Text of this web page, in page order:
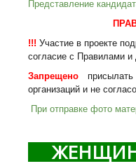
Представление
!!! Участие в проекте
согласие с Правилами и
Запрещено
организаций и не
При отправке фото